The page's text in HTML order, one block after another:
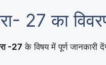
27 का
-27 के विषय में पूर्ण